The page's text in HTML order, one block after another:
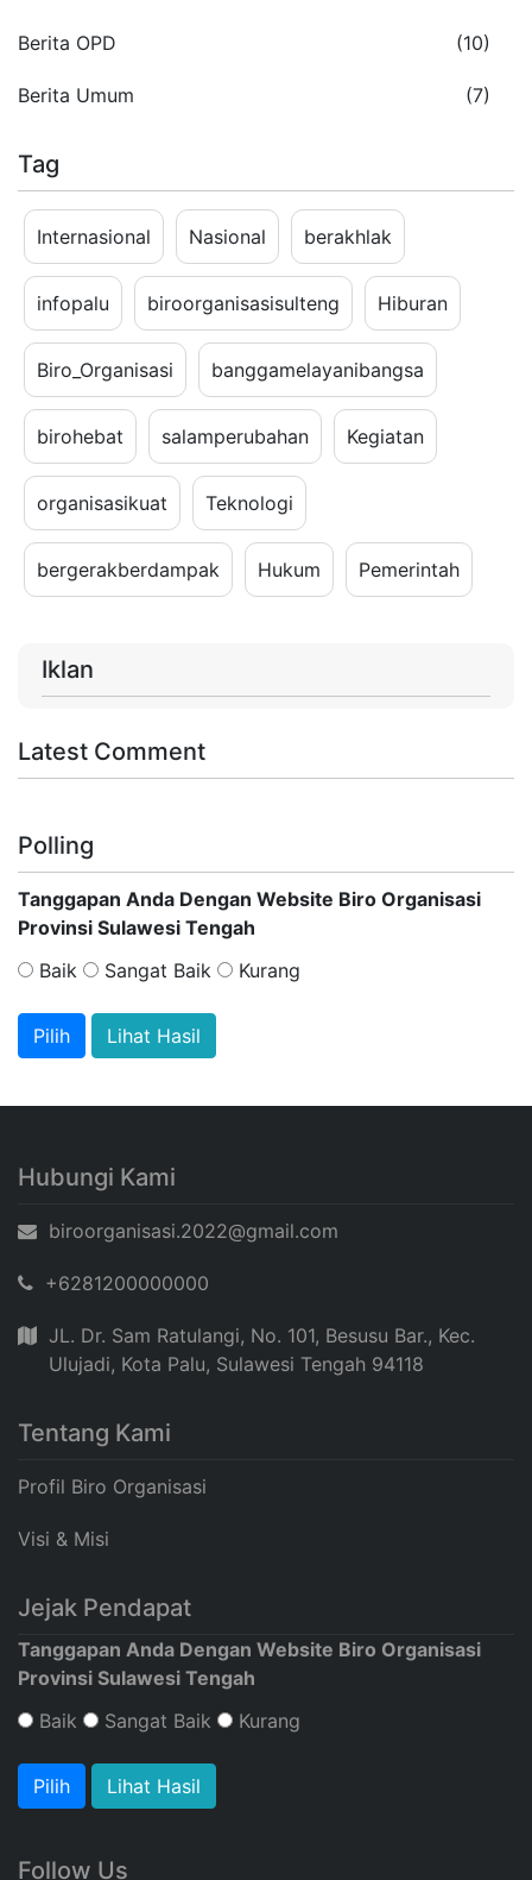
Berita OPD (10)
Berita Umum (7)
Tag
Internasional Nasional berakhlak
infopalu biroorganisasisulteng Hiburan
Biro_Organisasi banggamelayanibangsa
birohebat salamperubahan Kegiatan
organisasikuat Teknologi
bergerakberdampak Hukum Pemerintah
Iklan
Latest Comment
Polling
Tanggapan Anda Dengan Website Biro Organisasi
Provinsi Sulawesi Tengah
Baik
Sangat Baik Kurang
Lihat Hasil
Hubungi Kami
biroorganisasi.2022@gmail.com
+6281200000000
JL. Dr. Sam Ratulangi, No. 101, Besusu Bar., Kec.
Ulujadi, Kota Palu, Sulawesi Tengah 94118
Tentang Kami
Profil Biro Organisasi
Visi & Misi
Jejak Pendapat
Tanggapan Anda Dengan Website Biro Organisasi
Provinsi Sulawesi Tengah
Baik
Sangat Baik Kurang
Lihat Hasil
Follow Us